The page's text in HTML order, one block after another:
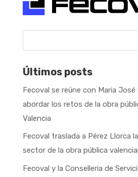
Últimos posts
Fecoval se reúne con Maria José
abordar los retos de la obra
Valencia
Fecoval traslada a Pérez Llorca
sector de la obra pública
Fecoval y la Conselleria de